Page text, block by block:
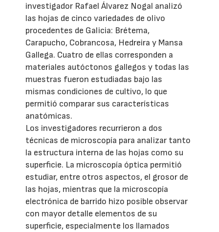
investigador Rafael Álvarez Nogal analizó
las hojas de cinco variedades de olivo
procedentes de Galicia: Brétema,
Carapucho, Cobrancosa, Hedreira y Mansa
Gallega. Cuatro de ellas corresponden a
materiales autóctonos gallegos y todas las
muestras fueron estudiadas bajo las
mismas condiciones de cultivo, lo que
permitió comparar sus características
anatómicas.
Los investigadores recurrieron a dos
técnicas de microscopía para analizar tanto
la estructura interna de las hojas como su
superficie. La microscopía óptica permitió
estudiar, entre otros aspectos, el grosor de
las hojas, mientras que la microscopía
electrónica de barrido hizo posible observar
con mayor detalle elementos de su
superficie, especialmente los llamados